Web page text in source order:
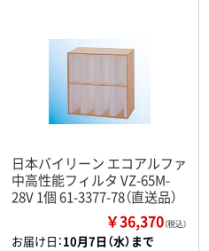
日本バイリーン エコアルファ
中高性能フィルタ VZ-65M-
28V 1個 61-3377-78（直送品）
￥36,370（税込）
お届け日：10月7日（水）まで